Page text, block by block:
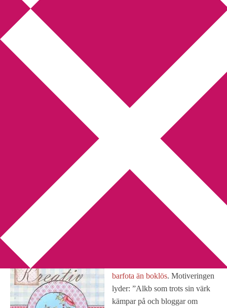
Annikas litteratur-
och kulturblogg
Deckare, kriminalromaner, thrillers
Hem Författarfemman
Webbshop Amazon
Bokbloggsjerka Bloggmaraton
Kriminalroman Min tv-blogg
You are here: Jag har fått pris!!
Jag har fått pris!!
byAnnika
barfota än boklös. Motiveringen
lyder: ”Alkb som trots sin värk
kämpar på och bloggar om